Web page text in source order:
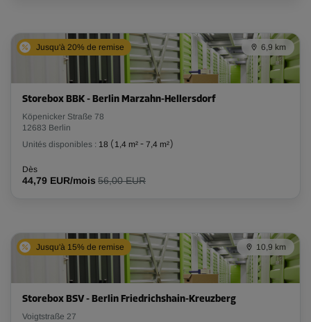
Jusqu'à 20% de remise 6,9 km
Storebox BBK - Berlin Marzahn-Hellersdorf
Köpenicker Straße 78
12683 Berlin
Unités disponibles : 18 ( 1,4 m² - 7,4 m²)
Dès
44,79 EUR/mois 56,00 EUR
Jusqu'à 15% de remise 10,9 km
Storebox BSV - Berlin Friedrichshain-Kreuzberg
Voigtstraße 27